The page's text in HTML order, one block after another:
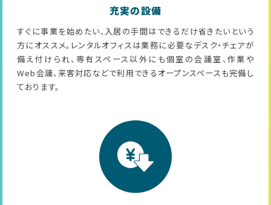
充実の設備
すぐに事業を始めたい、入居の手間はできるだけ省きたいという
方にオススメ。レンタルオフィスは業務に必要なデスク・チェアが
備え付けられ、専有スペース以外にも個室の会議室、作業や
Web会議、来客対応などで利用できるオープンスペースも完備し
ております。